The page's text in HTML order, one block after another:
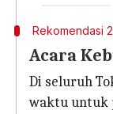
Rekomendasi 2
Acara
Di seluruh
waktu untuk